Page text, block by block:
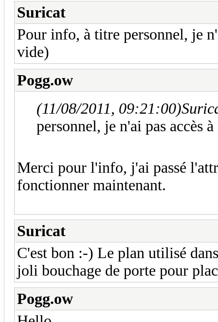
Suricat
Pour info, à titre personnel, je
vide)
Pogg.ow
(11/08/2011, 09:21:00)
personnel, je n'ai pas accès
Merci pour l'info, j'ai passé
fonctionner maintenant.
Suricat
C'est bon :-) Le plan utilisé
joli bouchage de porte pour
Pogg.ow